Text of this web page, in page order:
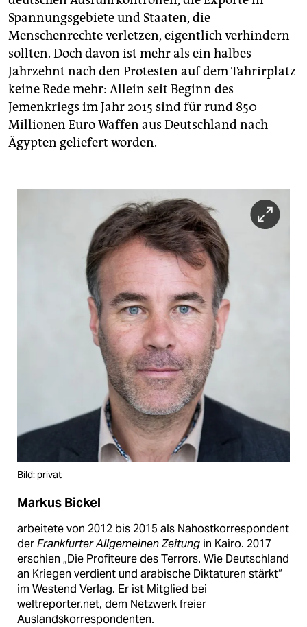
Spannungsgebiete und Staaten, die
Menschenrechte verletzen, eigentlich verhindern
sollten. Doch davon ist mehr als ein halbes
Jahrzehnt nach den Protesten auf dem Tahrirplatz
keine Rede mehr: Allein seit Beginn des
Jemenkriegs im Jahr 2015 sind für rund 850
Millionen Euro Waffen aus Deutschland nach
Ägypten geliefert worden.
Bild: privat
Markus Bickel
arbeitete von 2012 bis 2015 als Nahostkorrespondent
derFrankfurter Allgemeinen Zeitung in Kairo. 2017
erschien „Die Profiteure des Terrors. Wie Deutschland
an Kriegen verdient und arabische Diktaturen stärkt“
im Westend Verlag. Er ist Mitglied bei
weltreporter.net, dem Netzwerk freier
Auslandskorrespondenten.